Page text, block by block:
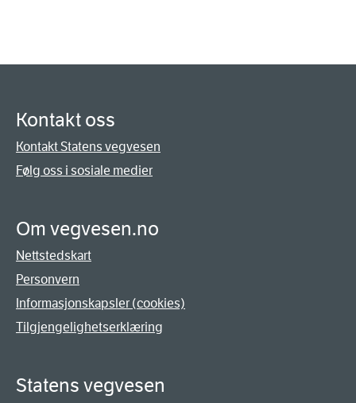
Kontakt oss
Kontakt Statens vegvesen
Følg oss i sosiale medier
Om vegvesen.no
Nettstedskart
Personvern
Informasjonskapsler (cookies)
Tilgjengelighetserklæring
Statens vegvesen